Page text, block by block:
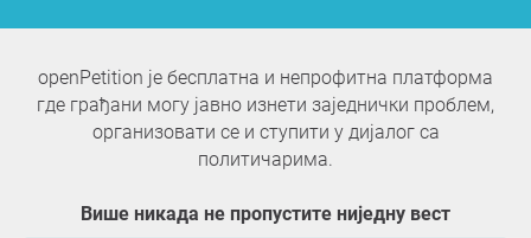
openPetition је бесплатна и непрофитна платформа
где грађани могу јавно изнети заједнички проблем,
организовати се и ступити у дијалог са
политичарима.
Више никада не пропустите ниједну вест